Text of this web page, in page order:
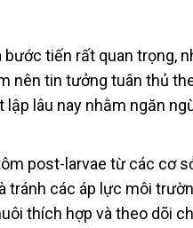
tiến rất quan trọng,
nên tin tưởng tuân thủ
lâu nay nhằm ngăn
post-larvae từ các cơ
tránh các áp lực môi
thích hợp và theo dõi